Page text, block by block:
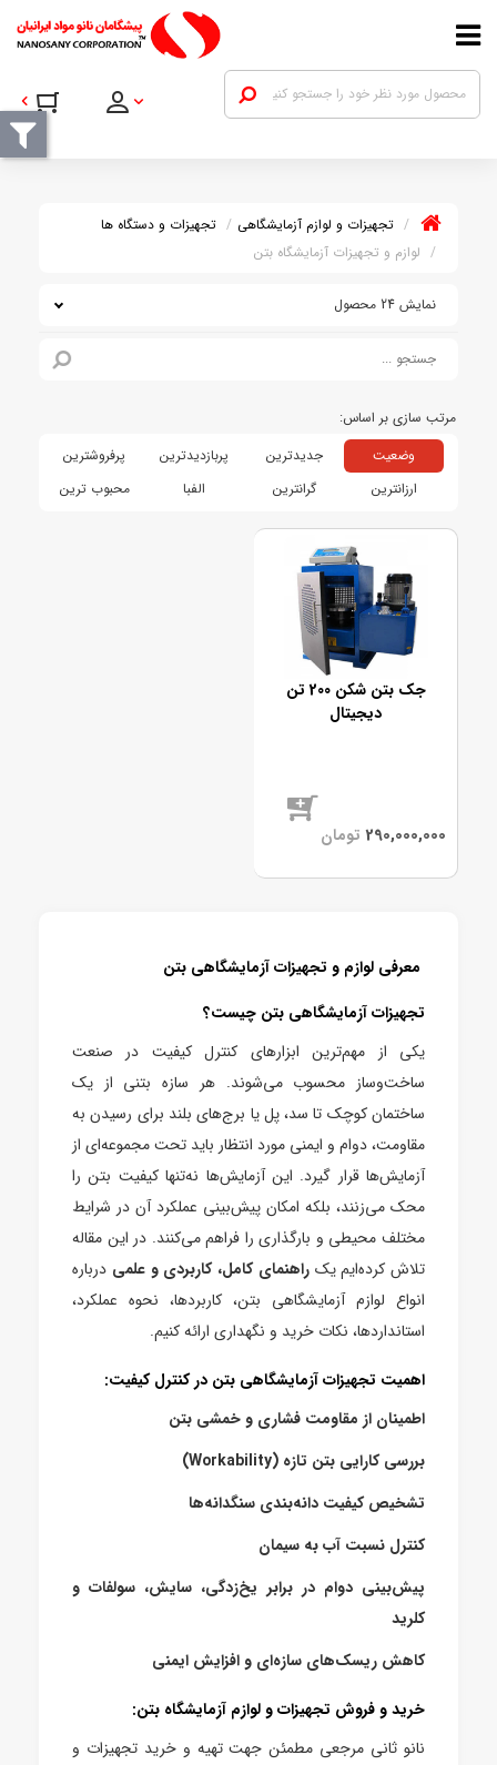
تجهیزات و لوازم آزمایشگاهی
تجهیزات و دستگاه ها
لوازم و تجهیزات آزمایشگاه بتن
نمایش 24 محصول
وضعیت جدیدترین پربازدیدترین
پرفروشترین
ارزانترین
گرانترین الفبا محبوب ترین
جک بتن شکن 200 تن
دیجیتال
موجود
معرفی لوازم و تجهیزات آزمایشگاهی بتن
تجهیزات آزمایشگاهی بتن چیست؟
یکی از مهم‌ترین ابزارهای کنترل کیفیت در صنعت
ساخت‌وساز محسوب می‌شوند. هر سازه بتنی از یک
ساختمان کوچک تا سد، پل یا برج‌های بلند برای رسیدن به
مقاومت، دوام و ایمنی مورد انتظار باید تحت مجموعه‌ای از
آزمایش‌ها قرار گیرد. این آزمایش‌ها نه‌تنها کیفیت بتن را
محک می‌زنند، بلکه امکان پیش‌بینی عملکرد آن در شرایط
مختلف محیطی و بارگذاری را فراهم می‌کنند. در این مقاله
تلاش کرده‌ایم یکراهنمای کامل، کاربردی و علمی درباره
انواع لوازم آزمایشگاهی بتن، کاربردها، نحوه عملکرد،
استانداردها، نکات خرید و نگهداری ارائه کنیم.
اهمیت تجهیزات آزمایشگاهی بتن در کنترل کیفیت:
اطمینان از مقاومت فشاری و خمشی بتن
بررسی کارایی بتن تازه (Workability)
تشخیص کیفیت دانه‌بندی سنگدانه‌ها
کنترل نسبت آب به سیمان
پیش‌بینی دوام در برابر یخ‌زدگی، سایش، سولفات و
کلرید
کاهش ریسک‌های سازه‌ای و افزایش ایمنی
خرید و فروش تجهیزات و لوازم آزمایشگاه بتن:
نانو ثانی مرجعی مطمئن جهت تهیه و خرید تجهیزات و